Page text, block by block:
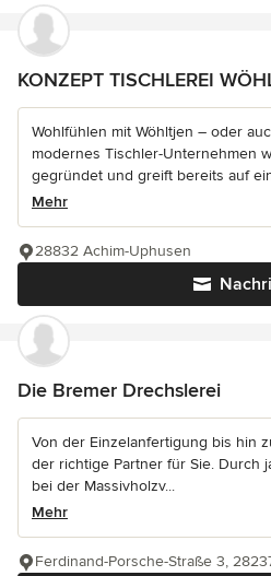
KONZEPT TISCHLEREI
Wohlfühlen mit Wöhltjen – oder
modernes Tischler-Unternehmen
gegründet und greift bereits auf
Mehr
28832 Achim-Uphusen
Die Bremer Drechslerei
Von der Einzelanfertigung bis hin
der richtige Partner für Sie. Durch
bei der Massivholzv...
Mehr
Ferdinand-Porsche-Straße 3,